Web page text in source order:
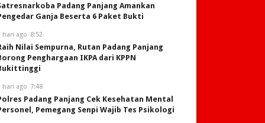
Padang Panjang Amankan
Ganja Beserta 6 Paket Bukti
hari ago 8:52
Nilai Sempurna, Rutan Padang Panjang
Penghargaan IKPA dari KPPN
hari ago 7:48
Padang Panjang Cek Kesehatan Mental
Pemegang Senpi Wajib Tes Psikologi